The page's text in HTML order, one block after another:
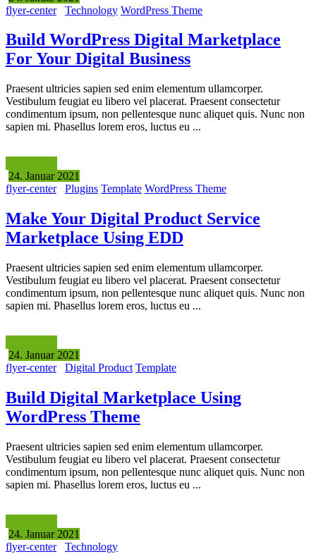
flyer-center
Technology WordPress Theme
Build WordPress Digital Marketplace
For Your Digital Business
Praesent ultricies sapien sed enim elementum ullamcorper.
Vestibulum feugiat eu libero vel placerat. Praesent consectetur
condimentum ipsum, non pellentesque nunc aliquet quis. Nunc non
sapien mi. Phasellus lorem eros, luctus eu ...
24. Januar 2021
flyer-center
Plugins Template WordPress Theme
Make Your Digital Product Service
Marketplace Using EDD
Praesent ultricies sapien sed enim elementum ullamcorper.
Vestibulum feugiat eu libero vel placerat. Praesent consectetur
condimentum ipsum, non pellentesque nunc aliquet quis. Nunc non
sapien mi. Phasellus lorem eros, luctus eu ...
24. Januar 2021
flyer-center
Digital Product Template
Build Digital Marketplace Using
WordPress Theme
Praesent ultricies sapien sed enim elementum ullamcorper.
Vestibulum feugiat eu libero vel placerat. Praesent consectetur
condimentum ipsum, non pellentesque nunc aliquet quis. Nunc non
sapien mi. Phasellus lorem eros, luctus eu ...
24. Januar 2021
flyer-center
Technology